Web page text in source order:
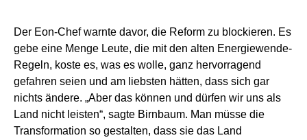
Der Eon-Chef warnte davor, die Reform zu blockieren. Es
gebe eine Menge Leute, die mit den alten Energiewende-
Regeln, koste es, was es wolle, ganz hervorragend
gefahren seien und am liebsten hätten, dass sich gar
nichts ändere. „Aber das können und dürfen wir uns als
Land nicht leisten“, sagte Birnbaum. Man müsse die
Transformation so gestalten, dass sie das Land